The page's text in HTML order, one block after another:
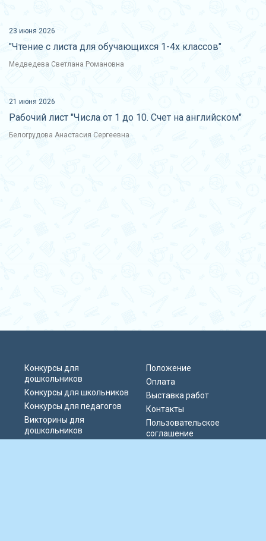
23 июня 2026
"Чтение с листа для обучающихся 1-4х классов"
Медведева Светлана Романовна
21 июня 2026
Рабочий лист "Числа от 1 до 10. Счет на английском"
Белогрудова Анастасия Сергеевна
Конкурсы для
дошкольников
Конкурсы для школьников
Конкурсы для педагогов
Викторины для
дошкольников
Положение
Оплата
Выставка работ
Контакты
Пользовательское
соглашение